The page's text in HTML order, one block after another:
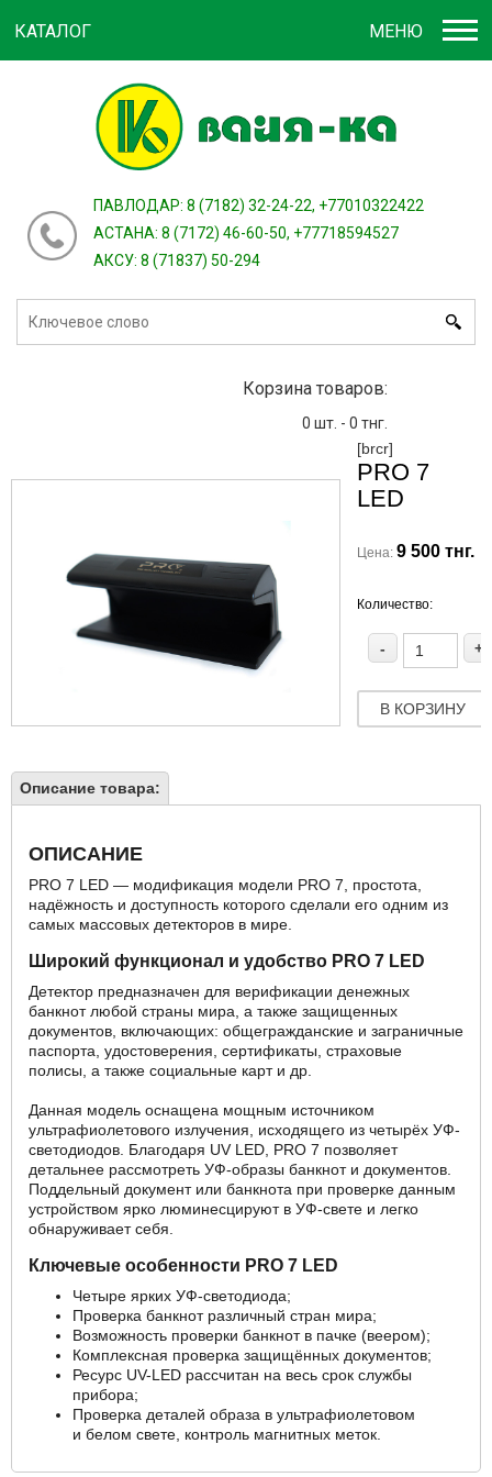
зарегистрироваться
ПАВЛОДАР: 8 (7182) 32-24-22, +77010322422
АСТАНА: 8 (7172) 46-60-50, +77718594527
АКСУ: 8 (71837) 50-294
Корзина товаров:
0 шт. - 0 тнг.
МЕНЮ
КАТАЛОГ
[brcr]
PRO 7
LED
Цена: 9 500 тнг.
Количество:
+
-
В КОРЗИНУ
Описание товара:
ОПИСАНИЕ
PRO 7 LED — модификация модели PRO 7, простота,
надёжность и доступность которого сделали его одним из
самых массовых детекторов в мире.
Широкий функционал и удобство PRO 7 LED
Детектор предназначен для верификации денежных
банкнот любой страны мира, а также защищенных
документов, включающих: общегражданские и заграничные
паспорта, удостоверения, сертификаты, страховые
полисы, а также социальные карт и др.
Данная модель оснащена мощным источником
ультрафиолетового излучения, исходящего из четырёх УФ-
светодиодов. Благодаря UV LED, PRO 7 позволяет
детальнее рассмотреть УФ-образы банкнот и документов.
Поддельный документ или банкнота при проверке данным
устройством ярко люминесцируют в УФ-свете и легко
обнаруживает себя.
Ключевые особенности PRO 7 LED
Четыре ярких УФ-светодиода;
Проверка банкнот различный стран мира;
Возможность проверки банкнот в пачке (веером);
Комплексная проверка защищённых документов;
Ресурс UV-LED рассчитан на весь срок службы
прибора;
Проверка деталей образа в ультрафиолетовом
и белом свете, контроль магнитных меток.